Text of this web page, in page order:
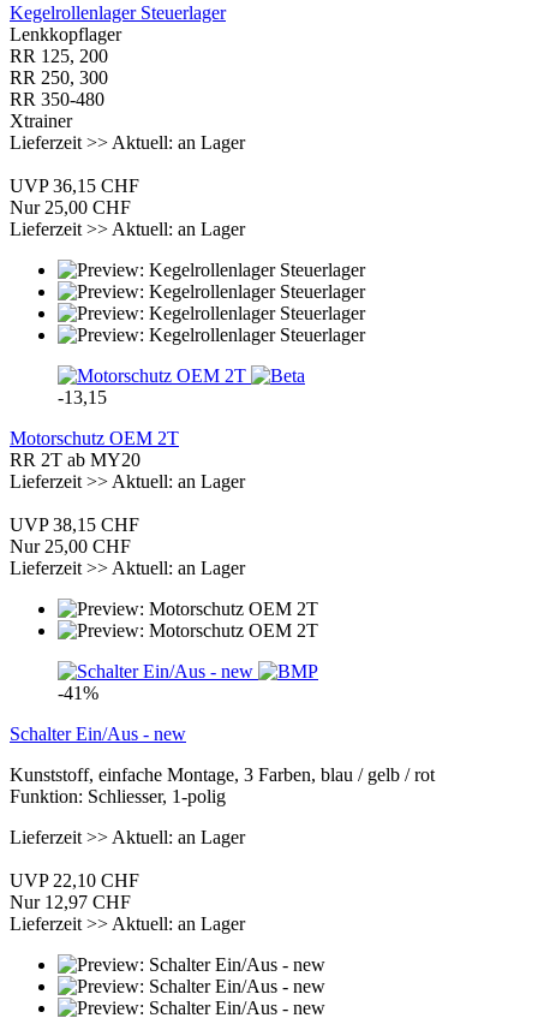
Kegelrollenlager Steuerlager
Lenkkopflager
RR 125, 200
RR 250, 300
RR 350-480
Xtrainer
Lieferzeit >> Aktuell: an Lager
UVP 36,15 CHF
Nur 25,00 CHF
Lieferzeit >> Aktuell: an Lager
-13,15
Motorschutz OEM 2T
RR 2T ab MY20
Lieferzeit >> Aktuell: an Lager
UVP 38,15 CHF
Nur 25,00 CHF
Lieferzeit >> Aktuell: an Lager
-41%
Schalter Ein/Aus - new
Kunststoff, einfache Montage, 3 Farben, blau / gelb / rot
Funktion: Schliesser, 1-polig
Lieferzeit >> Aktuell: an Lager
UVP 22,10 CHF
Nur 12,97 CHF
Lieferzeit >> Aktuell: an Lager